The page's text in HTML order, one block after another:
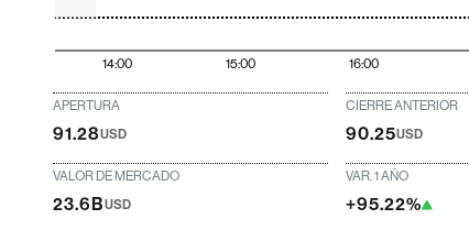
14:00 15:00 16:00
APERTURA
91.28USD
CIERRE ANTERIOR
90.25USD
VALOR DE MERCADO
23.6BUSD
VAR. 1 AÑO
+95.22%